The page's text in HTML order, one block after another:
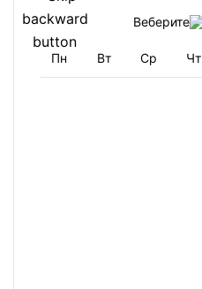
Веберите
Пн Вт Ср Чт